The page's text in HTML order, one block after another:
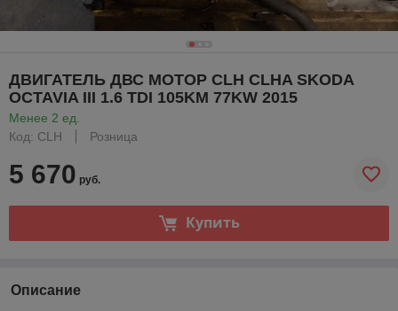
ДВИГАТЕЛЬ ДВС МОТОР CLH CLHA SKODA
OCTAVIA III 1.6 TDI 105KM 77KW 2015
Менее 2 ед.
Код: CLH
Розница
5 670 руб.
Купить
Описание